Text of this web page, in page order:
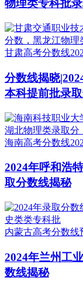
物理类专科批
甘肃高考分数线
分数线揭晓
本科提前批录
海南高考分数线
2024年呼和浩
取分数线揭秘
内蒙古高考分数线
2024年兰州工
数线揭秘